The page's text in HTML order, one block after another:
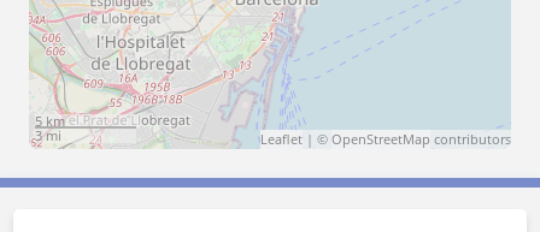
5 km
3 mi
Leaflet | © OpenStreetMap contributors